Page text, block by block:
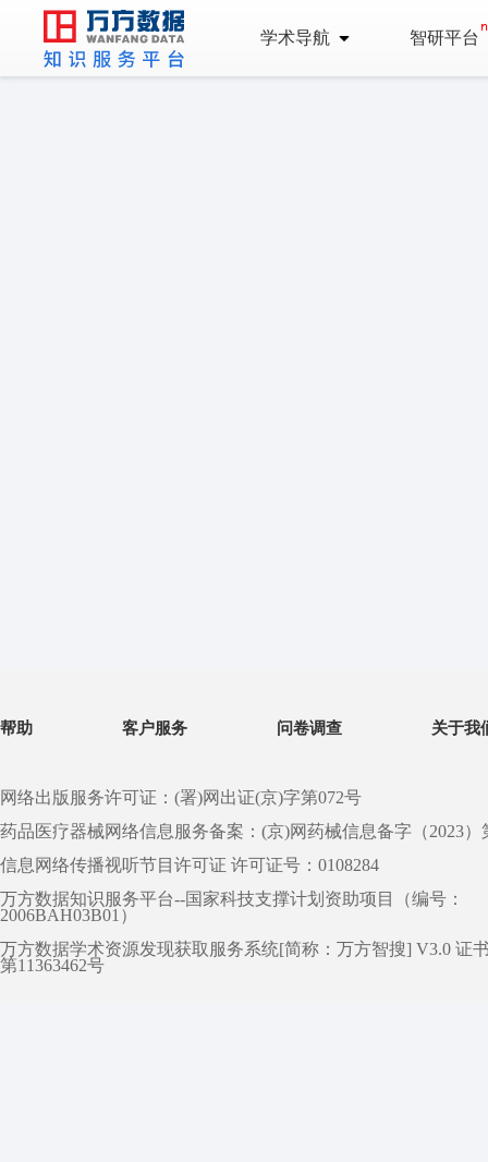
学术导航 智研平台
帮助 客户服务 问卷调查 关于我
网络出版服务许可证：(署)网出证(京)字第072号
药品医疗器械网络信息服务备案：(京)网药械信息备字（2023）
信息网络传播视听节目许可证 许可证号：0108284
万方数据知识服务平台--国家科技支撑计划资助项目（编号：
2006BAH03B01）
万方数据学术资源发现获取服务系统[简称：万方智搜] V3.0 证
第11363462号